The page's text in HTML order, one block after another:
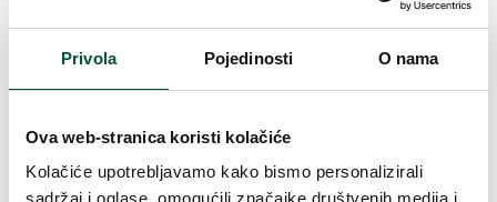
Privola Pojedinosti O nama
Ova web-stranica koristi kolačiće
Kolačiće upotrebljavamo kako bismo personalizirali
sadržaj i oglase, omogućili značajke društvenih medija i
Dimenzije saksije: visina – 20cm, promjer saksije u donjem dijelu –
Vrijeme isporuke